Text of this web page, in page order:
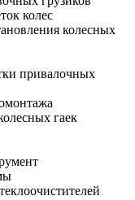
колес
колесных
привалочных
гаек